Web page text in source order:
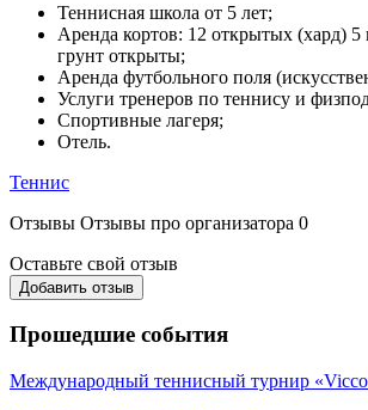
Теннисная школа от 5 лет;
Аренда кортов: 12 открытых (хард)
грунт открыты;
Аренда футбольного поля
Услуги тренеров по теннису и
Спортивные лагеря;
Отель.
Теннис
Отзывы Отзывы про организатора 0
Оставьте свой отзыв
Добавить отзыв
Прошедшие события
Международный теннисный турнир